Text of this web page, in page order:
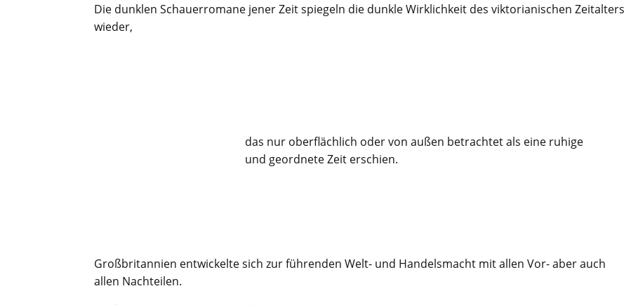
Die dunklen Schauerromane jener Zeit spiegeln die dunkle Wirklichkeit des viktorianischen Zeitalters
wieder,
das nur oberflächlich oder von außen betrachtet als eine ruhige
und geordnete Zeit erschien.
Großbritannien entwickelte sich zur führenden Welt- und Handelsmacht mit allen Vor- aber auch
allen Nachteilen.